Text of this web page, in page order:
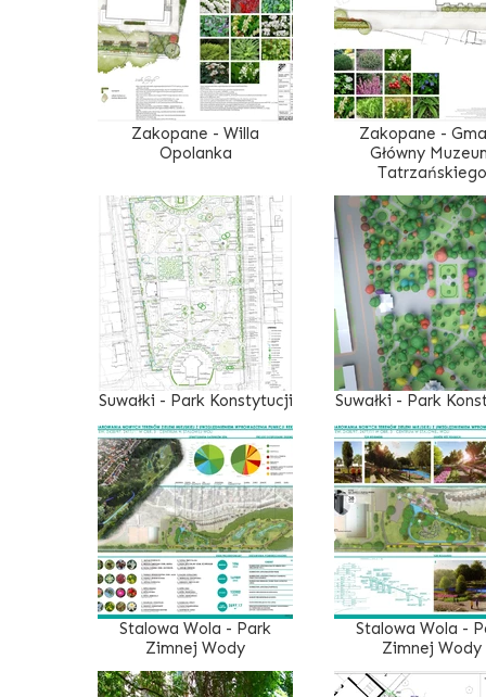
Zakopane - Willa
Opolanka
Zakopane -
Główny
Tatrzańskiego
Suwałki - Park Konstytucji Suwałki - Park
Stalowa Wola - Park
Zimnej Wody
Stalowa Wola -
Zimnej Wody